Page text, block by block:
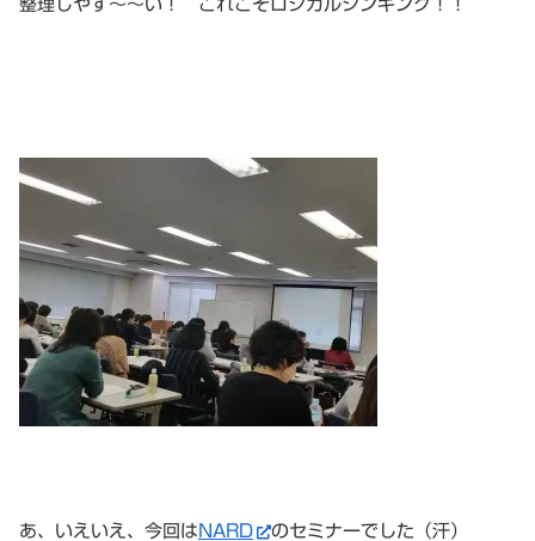
整理しやす〜〜い！ これこそロジカルシンキング！！
あ、いえいえ、今回はNARD のセミナーでした（汗）